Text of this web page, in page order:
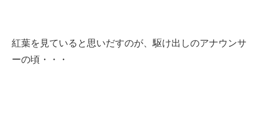
紅葉を見ていると思いだすのが、駆け出しのアナウンサ
ーの頃・・・